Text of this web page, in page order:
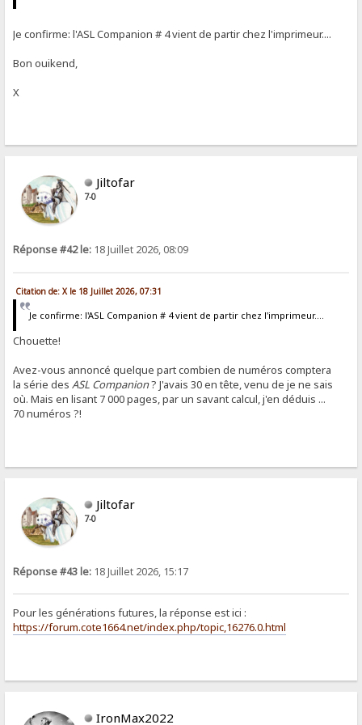
Je confirme: l'ASL Companion # 4 vient de partir chez l'imprimeur....
Bon ouikend,
X
Jiltofar
7-0
Réponse #42 le: 18 Juillet 2026, 08:09
Citation de: X le 18 Juillet 2026, 07:31
Je confirme: l'ASL Companion # 4 vient de partir chez l'imprimeur....
Chouette!
Avez-vous annoncé quelque part combien de numéros comptera
la série desASL Companion? J'avais 30 en tête, venu de je ne sais
où. Mais en lisant 7 000 pages, par un savant calcul, j'en déduis ...
70 numéros ?!
Jiltofar
7-0
Réponse #43 le: 18 Juillet 2026, 15:17
Pour les générations futures, la réponse est ici :
https://forum.cote1664.net/index.php/topic,16276.0.html
IronMax2022